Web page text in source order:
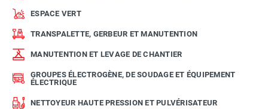
ESPACE VERT
TRANSPALETTE, GERBEUR ET MANUTENTION
MANUTENTION ET LEVAGE DE CHANTIER
GROUPES ÉLECTROGÈNE, DE SOUDAGE ET ÉQUIPEMENT
ÉLECTRIQUE
NETTOYEUR HAUTE PRESSION ET PULVÉRISATEUR